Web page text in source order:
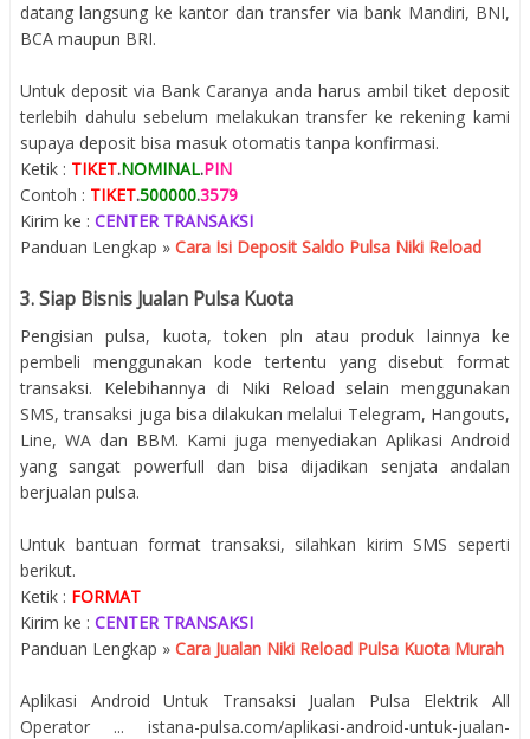
datang langsung ke kantor dan transfer via bank Mandiri, BNI,
BCA maupun BRI.
Untuk deposit via Bank Caranya anda harus ambil tiket deposit
terlebih dahulu sebelum melakukan transfer ke rekening kami
supaya deposit bisa masuk otomatis tanpa konfirmasi.
Ketik : TIKET.NOMINAL.PIN
Contoh : TIKET.500000.3579
Kirim ke : CENTER TRANSAKSI
Panduan Lengkap » Cara Isi Deposit Saldo Pulsa Niki Reload
3. Siap Bisnis Jualan Pulsa Kuota
Pengisian pulsa, kuota, token pln atau produk lainnya ke
pembeli menggunakan kode tertentu yang disebut format
transaksi. Kelebihannya di Niki Reload selain menggunakan
SMS, transaksi juga bisa dilakukan melalui Telegram, Hangouts,
Line, WA dan BBM. Kami juga menyediakan Aplikasi Android
yang sangat powerfull dan bisa dijadikan senjata andalan
berjualan pulsa.
Untuk bantuan format transaksi, silahkan kirim SMS seperti
berikut.
Ketik : FORMAT
Kirim ke : CENTER TRANSAKSI
Panduan Lengkap » Cara Jualan Niki Reload Pulsa Kuota Murah
Aplikasi Android Untuk Transaksi Jualan Pulsa Elektrik All
Operator ... istana-pulsa.com/aplikasi-android-untuk-jualan-